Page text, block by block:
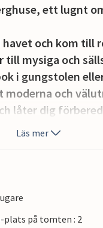
ett lugnt
och kom till
mysiga och
i gungstolen
moderna och
låter dig
terrass och
steg från
Läs mer
plats på tomten : 2